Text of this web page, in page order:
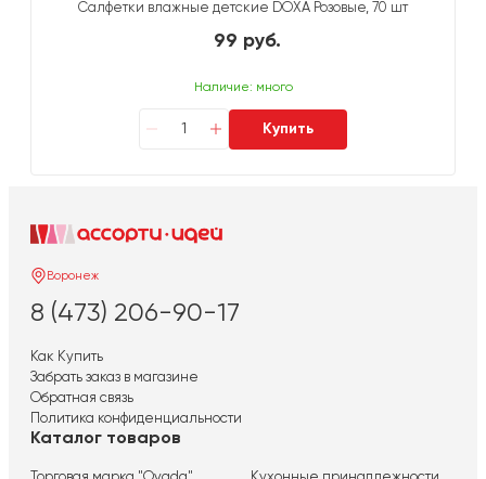
Салфетки влажные детские DOXA Розовые, 70 шт
99 руб.
Наличие: много
Купить
Воронеж
8 (473) 206-90-17
Как Купить
Забрать заказ в магазине
Обратная связь
Политика конфиденциальности
Каталог товаров